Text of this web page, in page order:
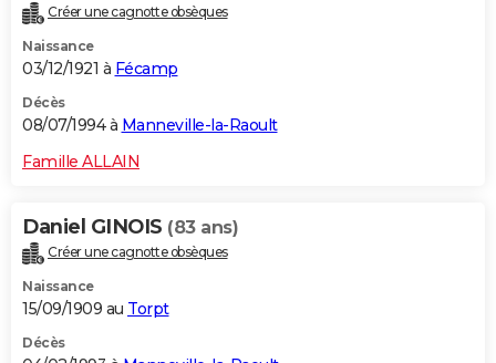
Créer une cagnotte obsèques
Naissance
03/12/1921 à Fécamp
Décès
08/07/1994 à Manneville-la-Raoult
Famille ALLAIN
Daniel GINOIS (83 ans)
Créer une cagnotte obsèques
Naissance
15/09/1909 au Torpt
Décès